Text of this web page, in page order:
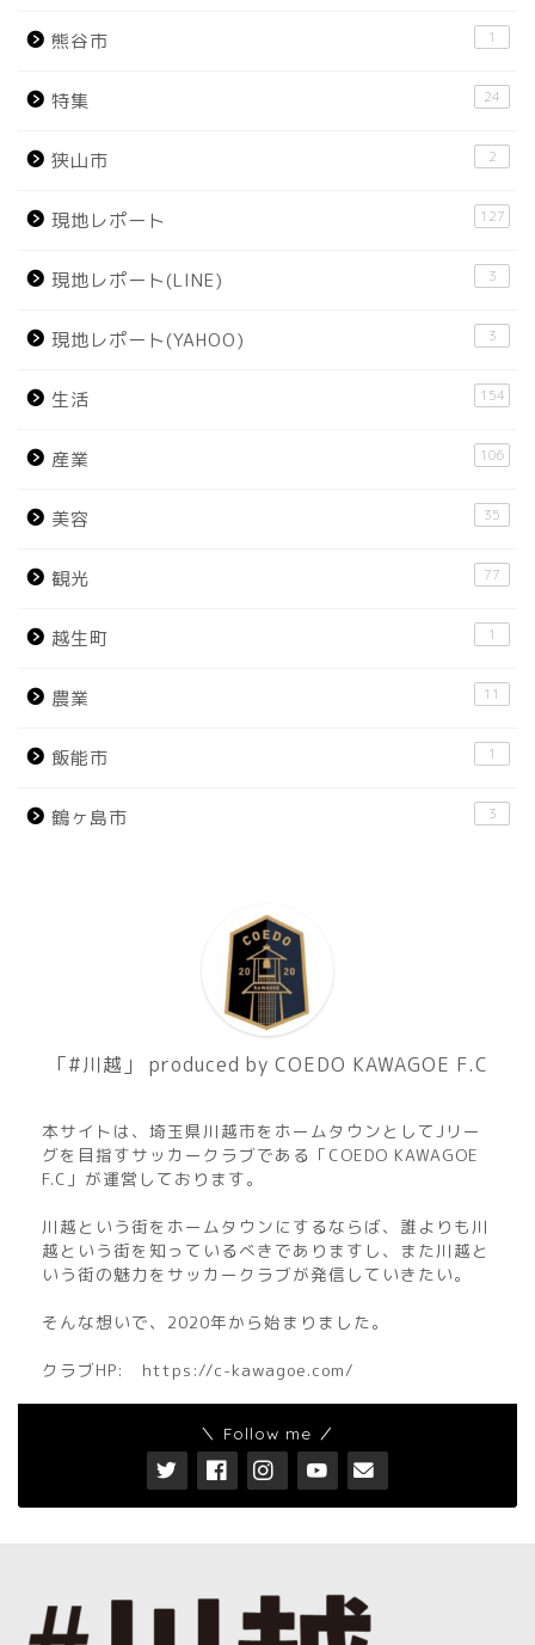
熊谷市 1
特集 24
狭山市 2
現地レポート 127
現地レポート(LINE) 3
現地レポート(YAHOO) 3
生活 154
産業 106
美容 35
観光 77
越生町 1
農業 11
飯能市 1
鶴ヶ島市 3
「#川越」 produced by COEDO KAWAGOE F.C
本サイトは、埼玉県川越市をホームタウンとしてJリー
グを目指すサッカークラブである「COEDO KAWAGOE
F.C」が運営しております。
川越という街をホームタウンにするならば、誰よりも川
越という街を知っているべきでありますし、また川越と
いう街の魅力をサッカークラブが発信していきたい。
そんな想いで、2020年から始まりました。
クラブHP: https://c-kawagoe.com/
＼ Follow me ／